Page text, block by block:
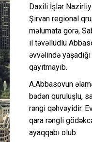
Daxili İşlər
Şirvan regional
məlumata görə,
il təvəllüdlü
əvvəlində
qayıtmayıb.
A.Abbasovun
bədən quruluşlu,
rəngi qəhvəyidir.
qara rəngli
ayaqqabı olub.